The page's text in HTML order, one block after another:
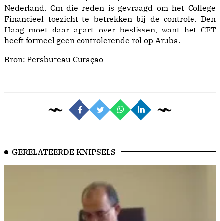
Nederland. Om die reden is gevraagd om het College
Financieel toezicht te betrekken bij de controle. Den
Haag moet daar apart over beslissen, want het CFT
heeft formeel geen controlerende rol op Aruba.
Bron: Persbureau Curaçao
GERELATEERDE KNIPSELS